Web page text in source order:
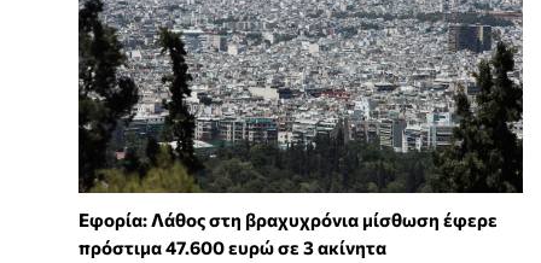
Εφορία: Λάθος στη βραχυχρόνια μίσθωση έφερε
πρόστιμα 47.600 ευρώ σε 3 ακίνητα